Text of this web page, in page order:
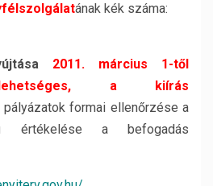
ának kék száma:
2011. március 1-től
lehetséges, a kiírás
pályázatok formai ellenőrzése a
értékelése a befogadás